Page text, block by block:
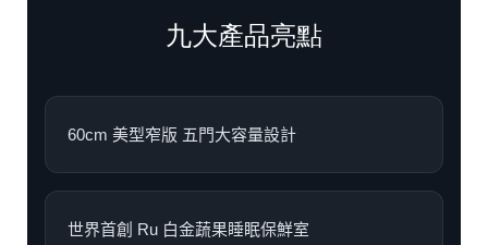
九大產品亮點
60cm 美型窄版 五門大容量設計
世界首創 Ru 白金蔬果睡眠保鮮室